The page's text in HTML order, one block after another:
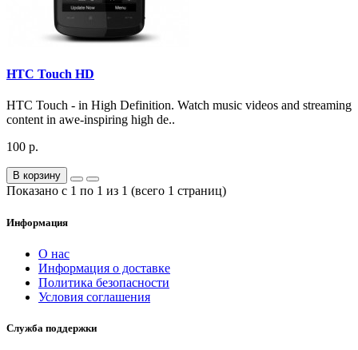
HTC Touch HD
HTC Touch - in High Definition. Watch music videos and streaming
content in awe-inspiring high de..
100 р.
В корзину
Показано с 1 по 1 из 1 (всего 1 страниц)
Информация
О нас
Информация о доставке
Политика безопасности
Условия соглашения
Служба поддержки